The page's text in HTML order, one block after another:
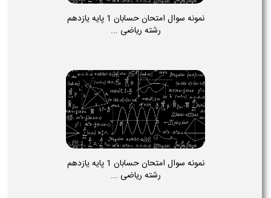
نمونه سوال امتحان حسابان 1 پایه یازدهم
رشته ریاضی ...
نمونه سوال امتحان حسابان 1 پایه یازدهم
رشته ریاضی ...